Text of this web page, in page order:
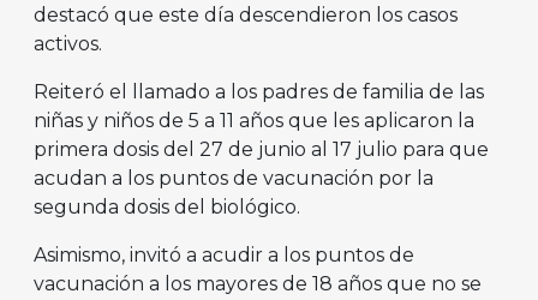
destacó que este día descendieron los casos
activos.
Reiteró el llamado a los padres de familia de las
niñas y niños de 5 a 11 años que les aplicaron la
primera dosis del 27 de junio al 17 julio para que
acudan a los puntos de vacunación por la
segunda dosis del biológico.
Asimismo, invitó a acudir a los puntos de
vacunación a los mayores de 18 años que no se